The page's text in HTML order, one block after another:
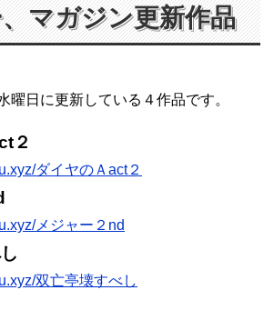
マガジン更新作品
曜日に更新している４作品です。
２
ダイヤのＡact２
メジャー２nd
双亡亭壊すべし